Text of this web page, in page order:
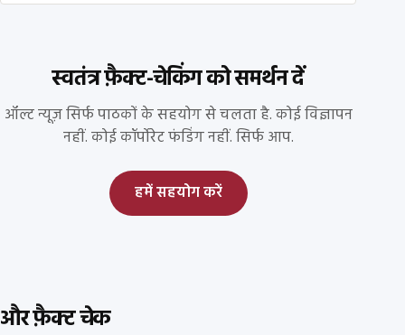
स्वतंत्र फ़ैक्ट-चेकिंग को समर्थन दें
ऑल्ट न्यूज़ सिर्फ पाठकों के सहयोग से चलता है. कोई विज्ञापन
नहीं. कोई कॉर्पोरेट फंडिंग नहीं. सिर्फ आप.
हमें सहयोग करें
और फ़ैक्ट चेक